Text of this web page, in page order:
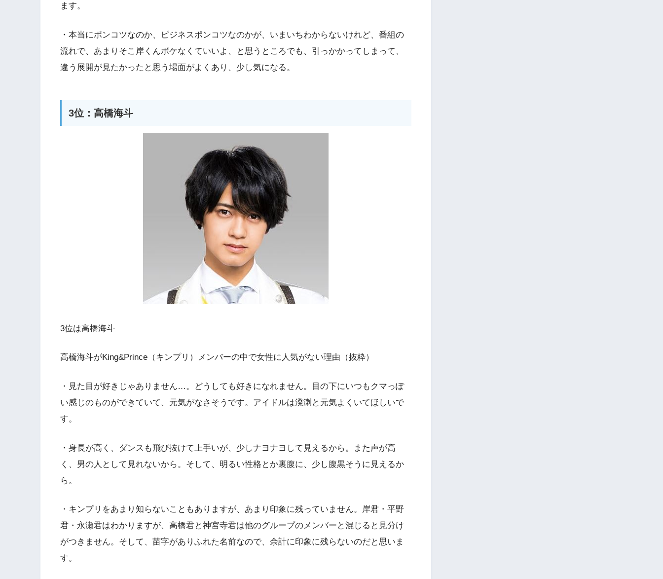
ます。
・本当にポンコツなのか、ピジネスポンコツなのかが、いまいちわからないけれど、番組の
流れで、あまりそこ岸くんボケなくていいよ、と思うところでも、引っかかってしまって、
違う展開が見たかったと思う場面がよくあり、少し気になる。
3位：高橋海斗
3位は高橋海斗
高橋海斗がKing&Prince（キンプリ）メンバーの中で女性に人気がない理由（抜粋）
・見た目が好きじゃありません…。どうしても好きになれません。目の下にいつもクマっぽ
い感じのものができていて、元気がなさそうです。アイドルは溌溂と元気よくいてほしいで
す。
・身長が高く、ダンスも飛び抜けて上手いが、少しナヨナヨして見えるから。また声が高
く、男の人として見れないから。そして、明るい性格とか裏腹に、少し腹黒そうに見えるか
ら。
・キンプリをあまり知らないこともありますが、あまり印象に残っていません。岸君・平野
君・永瀬君はわかりますが、高橋君と神宮寺君は他のグループのメンバーと混じると見分け
がつきません。そして、苗字がありふれた名前なので、余計に印象に残らないのだと思いま
す。